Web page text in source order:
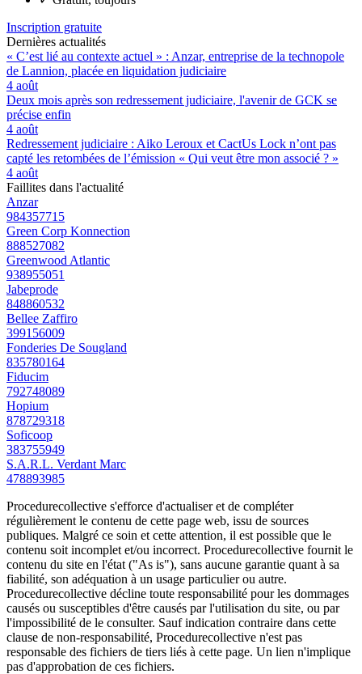
Inscription gratuite
Dernières actualités
« C’est lié au contexte actuel » : Anzar, entreprise de la technopole
de Lannion, placée en liquidation judiciaire
4 août
Deux mois après son redressement judiciaire, l'avenir de GCK se
précise enfin
4 août
Redressement judiciaire : Aiko Leroux et CactUs Lock n’ont pas
capté les retombées de l’émission « Qui veut être mon associé ? »
4 août
Faillites dans l'actualité
Anzar
984357715
Green Corp Konnection
888527082
Greenwood Atlantic
938955051
Jabeprode
848860532
Bellee Zaffiro
399156009
Fonderies De Sougland
835780164
Fiducim
792748089
Hopium
878729318
Soficoop
383755949
S.A.R.L. Verdant Marc
478893985
Procedurecollective s'efforce d'actualiser et de compléter
régulièrement le contenu de cette page web, issu de sources
publiques. Malgré ce soin et cette attention, il est possible que le
contenu soit incomplet et/ou incorrect. Procedurecollective fournit le
contenu du site en l'état ("As is"), sans aucune garantie quant à sa
fiabilité, son adéquation à un usage particulier ou autre.
Procedurecollective décline toute responsabilité pour les dommages
causés ou susceptibles d'être causés par l'utilisation du site, ou par
l'impossibilité de le consulter. Sauf indication contraire dans cette
clause de non-responsabilité, Procedurecollective n'est pas
responsable des fichiers de tiers liés à cette page. Un lien n'implique
pas d'approbation de ces fichiers.